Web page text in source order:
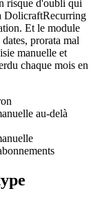
risque d'oubli qui
DolicraftRecurring
Et le module
prorata mal
manuelle et
chaque mois en
au-delà